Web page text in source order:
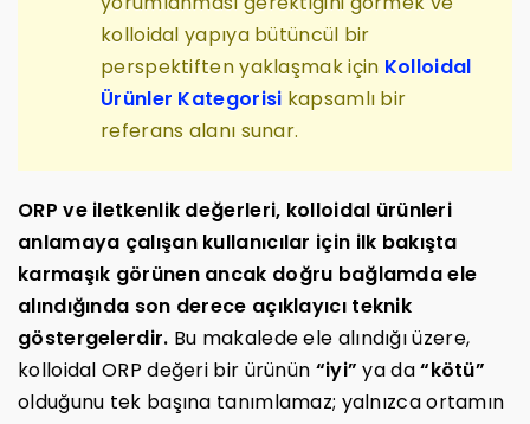
kolloidal yapıya bütüncül bir
perspektiften yaklaşmak için Kolloidal
Ürünler Kategorisi kapsamlı bir
referans alanı sunar.
ORP ve iletkenlik değerleri, kolloidal ürünleri
anlamaya çalışan kullanıcılar için ilk bakışta
karmaşık görünen ancak doğru bağlamda ele
alındığında son derece açıklayıcı teknik
göstergelerdir. Bu makalede ele alındığı üzere,
kolloidal ORP değeri bir ürünün “iyi” ya da“kötü”
olduğunu tek başına tanımlamaz; yalnızca ortamın